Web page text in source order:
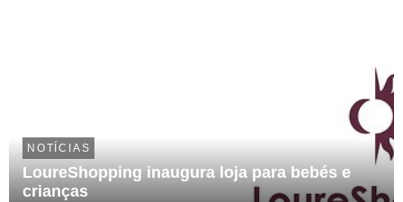
NOTÍCIAS
LoureShopping inaugura loja para bebés e
crianças